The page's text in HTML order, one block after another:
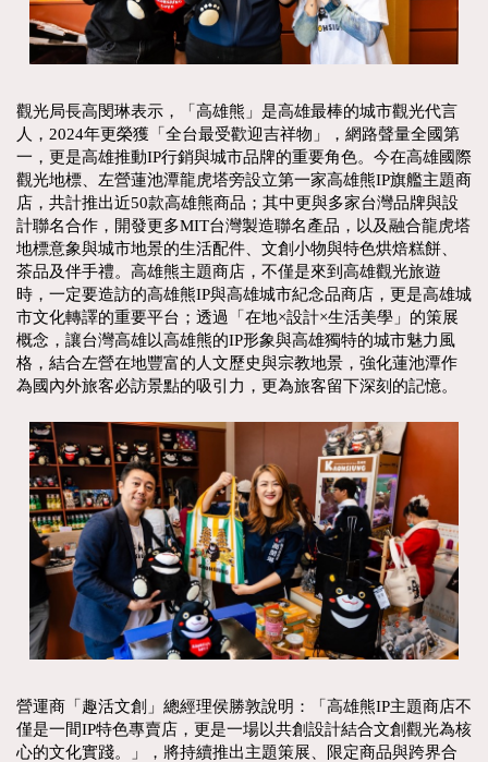
觀光局長高閔琳表示，「高雄熊」是高雄最棒的城市觀光代言
人，2024年更榮獲「全台最受歡迎吉祥物」，網路聲量全國第
一，更是高雄推動IP行銷與城市品牌的重要角色。今在高雄國際
觀光地標、左營蓮池潭龍虎塔旁設立第一家高雄熊IP旗艦主題商
店，共計推出近50款高雄熊商品；其中更與多家台灣品牌與設
計聯名合作，開發更多MIT台灣製造聯名產品，以及融合龍虎塔
地標意象與城市地景的生活配件、文創小物與特色烘焙糕餅、
茶品及伴手禮。高雄熊主題商店，不僅是來到高雄觀光旅遊
時，一定要造訪的高雄熊IP與高雄城市紀念品商店，更是高雄城
市文化轉譯的重要平台；透過「在地×設計×生活美學」的策展
概念，讓台灣高雄以高雄熊的IP形象與高雄獨特的城市魅力風
格，結合左營在地豐富的人文歷史與宗教地景，強化蓮池潭作
為國內外旅客必訪景點的吸引力，更為旅客留下深刻的記憶。
營運商「趣活文創」總經理侯勝敦說明：「高雄熊IP主題商店不
僅是一間IP特色專賣店，更是一場以共創設計結合文創觀光為核
心的文化實踐。」，將持續推出主題策展、限定商品與跨界合